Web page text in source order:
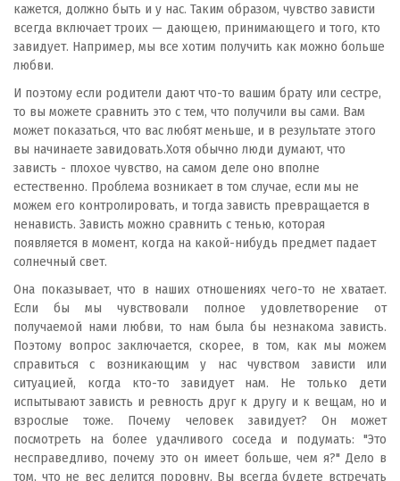
кажется, должно быть и у нас. Таким образом, чувство зависти
всегда включает троих — дающею, принимающего и того, кто
завидует. Например, мы все хотим получить как можно больше
любви.
И поэтому если родители дают что-то вашим брату или сестре,
то вы можете сравнить это с тем, что получили вы сами. Вам
может показаться, что вас любят меньше, и в результате этого
вы начинаете завидовать.Хотя обычно люди думают, что
зависть - плохое чувство, на самом деле оно вполне
естественно. Проблема возникает в том случае, если мы не
можем его контролировать, и тогда зависть превращается в
ненависть. Зависть можно сравнить с тенью, которая
появляется в момент, когда на какой-нибудь предмет падает
солнечный свет.
Она показывает, что в наших отношениях чего-то не хватает.
Если бы мы чувствовали полное удовлетворение от
получаемой нами любви, то нам была бы незнакома зависть.
Поэтому вопрос заключается, скорее, в том, как мы можем
справиться с возникающим у нас чувством зависти или
ситуацией, когда кто-то завидует нам. Не только дети
испытывают зависть и ревность друг к другу и к вещам, но и
взрослые тоже. Почему человек завидует? Он может
посмотреть на более удачливого соседа и подумать: "Это
несправедливо, почему это он имеет больше, чем я?" Дело в
том, что не вес делится поровну. Вы всегда будете встречать